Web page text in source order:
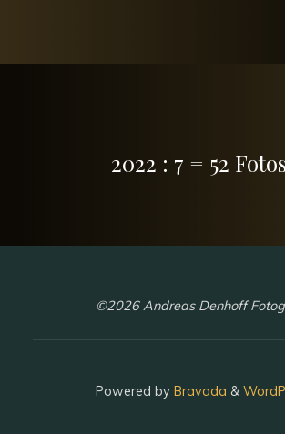
2022 : 7 = 52
©2026 Andreas Denhoff
Powered byBravada &